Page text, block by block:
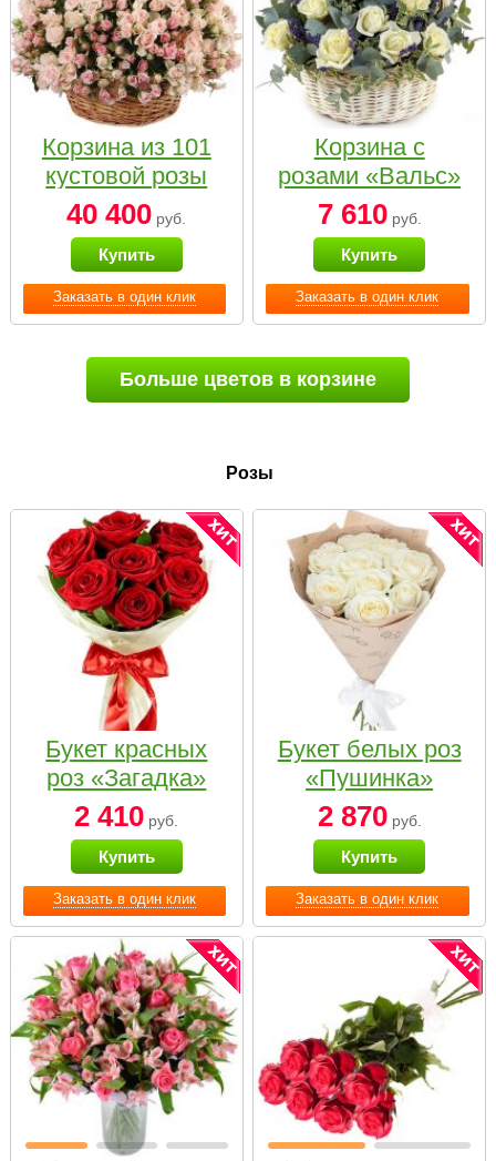
Заказать в один клик
Корзина из 101
кустовой розы
нежных тонов
40 400 руб.
Купить
Заказать в один клик
Корзина с
розами «Вальс»
7 610руб.
Купить
Больше цветов в корзине
Розы
Заказать в один клик
Букет красных
роз «Загадка»
2 410 руб.
Купить
Заказать в один клик
Букет белых роз
«Пушинка»
2 870руб.
Купить